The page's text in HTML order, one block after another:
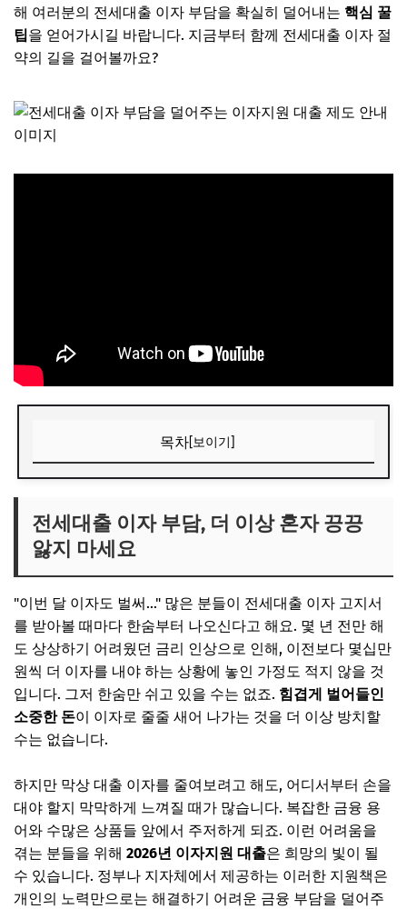
해 여러분의 전세대출 이자 부담을 확실히 덜어내는 핵심 꿀
팁을 얻어가시길 바랍니다. 지금부터 함께 전세대출 이자 절
약의 길을 걸어볼까요?
목차[보이기]
🎧 당신의 시간, 어떤 음악이 필요한가요?
✨ 당신을 위한 큐레이션
2026년 이자지원 대출, 과연 무엇일까요?
🎧 당신의 시간, 어떤 음악이 필요한가요?
✨ 당신을 위한 큐레이션
누가 받을 수 있나요? 자격 조건 상세 가이드
기본적인 자격 요건은 다음과 같습니다.
🎧 당신의 시간, 어떤 음악이 필요한가요?
신청부터 실행까지! 복잡하지 않아요
대출 신청, 이렇게 진행됩니다!
🎧 당신의 시간, 어떤 음악이 필요한가요?
✨ 당신을 위한 큐레이션
전세대출 이자 부담, 더 이상 혼자 끙끙
앓지 마세요
"이번 달 이자도 벌써…" 많은 분들이 전세대출 이자 고지서
를 받아볼 때마다 한숨부터 나오신다고 해요. 몇 년 전만 해
도 상상하기 어려웠던 금리 인상으로 인해, 이전보다 몇십만
원씩 더 이자를 내야 하는 상황에 놓인 가정도 적지 않을 것
입니다. 그저 한숨만 쉬고 있을 수는 없죠. 힘겹게 벌어들인
소중한 돈이 이자로 줄줄 새어 나가는 것을 더 이상 방치할
수는 없습니다.
하지만 막상 대출 이자를 줄여보려고 해도, 어디서부터 손을
대야 할지 막막하게 느껴질 때가 많습니다. 복잡한 금융 용
어와 수많은 상품들 앞에서 주저하게 되죠. 이런 어려움을
겪는 분들을 위해 2026년 이자지원 대출은 희망의 빛이 될
수 있습니다. 정부나 지자체에서 제공하는 이러한 지원책은
개인의 노력만으로는 해결하기 어려운 금융 부담을 덜어주